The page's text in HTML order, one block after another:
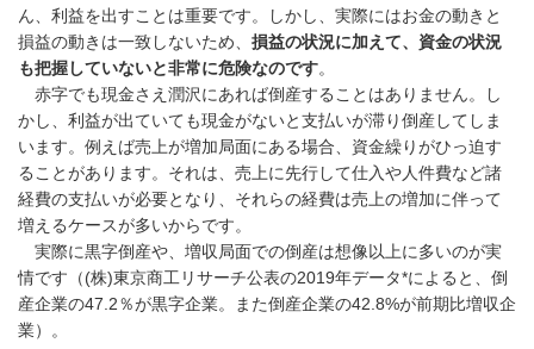
ん、利益を出すことは重要です。しかし、実際にはお金の動きと
損益の動きは一致しないため、 損益の状況に加えて、資金の状況
も把握していないと非常に危険なのです。
赤字でも現金さえ潤沢にあれば倒産することはありません。し
かし、利益が出ていても現金がないと支払いが滞り倒産してしま
います。例えば売上が増加局面にある場合、資金繰りがひっ迫す
ることがあります。それは、売上に先行して仕入や人件費など諸
経費の支払いが必要となり、それらの経費は売上の増加に伴って
増えるケースが多いからです。
実際に黒字倒産や、増収局面での倒産は想像以上に多いのが実
情です（(株)東京商工リサーチ公表の2019年データ*によると、倒
産企業の47.2％が黒字企業。また倒産企業の42.8%が前期比増収企
業）。